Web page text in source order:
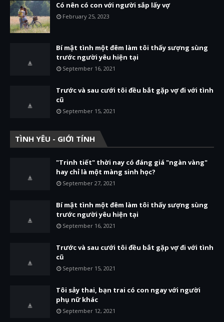
Có nên có con với người sắp lấy vợ
February 25, 2023
Bí mật tình một đêm làm tôi thấy sượng sùng
trước người yêu hiện tại
September 16, 2021
Trước và sau cưới tôi đều bắt gặp vợ đi với tình
cũ
September 15, 2021
TÌNH YÊU - GIỚI TÍNH
"Trinh tiết" thời nay có đáng giá "ngàn vàng"
hay chỉ là một màng sinh học?
September 27, 2021
Bí mật tình một đêm làm tôi thấy sượng sùng
trước người yêu hiện tại
September 16, 2021
Trước và sau cưới tôi đều bắt gặp vợ đi với tình
cũ
September 15, 2021
Tôi sảy thai, bạn trai có con ngay với người
phụ nữ khác
September 12, 2021